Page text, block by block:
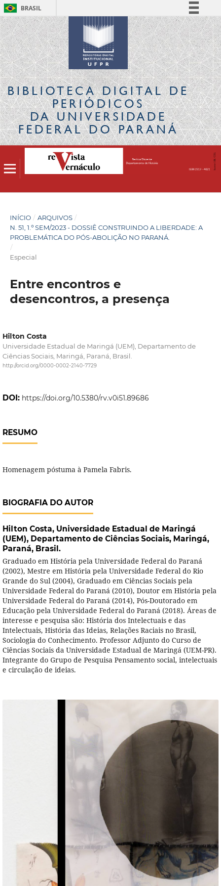
BRASIL
Simplifique!
Comunica BR
Participe
Acesso à informação
Legislação
Canais
BIBLIOTECA DIGITALDE
PERIÓDICOS
DA UNIVERSIDADE
FEDERAL DO PARANÁ
INÍCIO / ARQUIVOS /
N. 51, 1.º SEM/2023 - DOSSIÊ CONSTRUINDO A LIBERDADE: A
PROBLEMÁTICA DO PÓS-ABOLIÇÃO NO PARANÁ.
/
Especial
Entre encontros e
desencontros, a presença
Hilton Costa
Universidade Estadual de Maringá (UEM), Departamento de
Ciências Sociais, Maringá, Paraná, Brasil.
http://orcid.org/0000-0002-2140-7729
DOI: https://doi.org/10.5380/rv.v0i51.89686
RESUMO
Homenagem póstuma à Pamela Fabris.
BIOGRAFIA DO AUTOR
Hilton Costa, Universidade Estadual de Maringá
(UEM), Departamento de Ciências Sociais, Maringá,
Paraná, Brasil.
Graduado em História pela Universidade Federal do Paraná
(2002), Mestre em História pela Universidade Federal do Rio
Grande do Sul (2004), Graduado em Ciências Sociais pela
Universidade Federal do Paraná (2010), Doutor em História pela
Universidade Federal do Paraná (2014), Pós-Doutorado em
Educação pela Universidade Federal do Paraná (2018). Áreas de
interesse e pesquisa são: História dos Intelectuais e das
Intelectuais, História das Ideias, Relações Raciais no Brasil,
Sociologia do Conhecimento. Professor Adjunto do Curso de
Ciências Sociais da Universidade Estadual de Maringá (UEM-PR).
Integrante do Grupo de Pesquisa Pensamento social, intelectuais
e circulação de ideias.